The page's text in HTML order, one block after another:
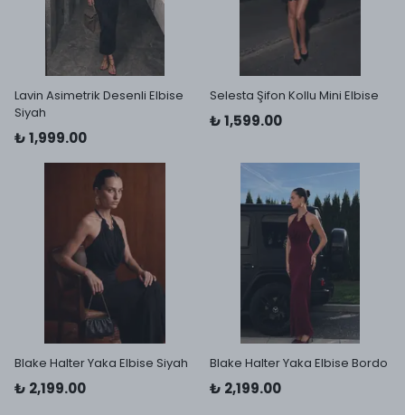
Lavin Asimetrik Desenli Elbise
Siyah
₺ 1,999.00
Selesta Şifon Kollu Mini Elbise
₺ 1,599.00
Blake Halter Yaka Elbise Siyah
₺ 2,199.00
Blake Halter Yaka Elbise Bordo
₺ 2,199.00